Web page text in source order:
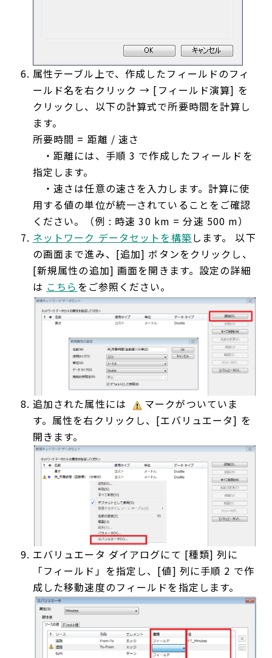
属性テーブル上で、作成したフィールドのフィ
ールド名を右クリック → [フィールド演算] を
クリックし、以下の計算式で所要時間を計算し
ます。
所要時間 = 距離 / 速さ
・距離には、手順 3 で作成したフィールドを
指定します。
・速さは任意の速さを入力します。計算に使
用する値の単位が統一されていることをご確認
ください。（例 : 時速 30 km = 分速 500 m）
ネットワーク データセットを構築します。 以下
の画面まで進み、[追加] ボタンをクリックし、
[新規属性の追加] 画面を開きます。設定の詳細
は こちら をご参照ください。
追加された属性には
マークがついていま
す。属性を右クリックし、[エバリュエータ] を
開きます。
エバリュエータ ダイアログにて [種類] 列に
「フィールド」を指定し、[値] 列に手順 2 で作
成した移動速度のフィールドを指定します。